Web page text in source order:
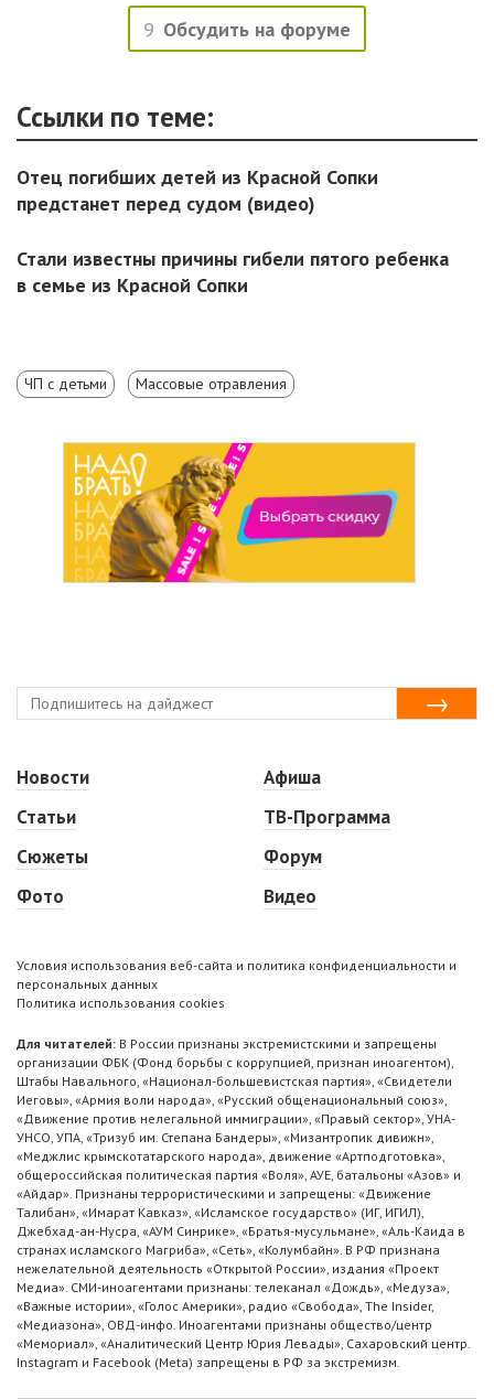
9 Обсудить на форуме
Ссылки по теме:
Отец погибших детей из Красной Сопки
предстанет перед судом (видео)
Стали известны причины гибели пятого ребенка
в семье из Красной Сопки
ЧП с детьми Массовые отравления
Новости
Статьи
Сюжеты
Фото
Афиша
ТВ-Программа
Форум
Видео
Условия использования веб-сайта и политика конфиденциальности и
персональных данных
Политика использования cookies
Для читателей: В России признаны экстремистскими и запрещены
организации ФБК (Фонд борьбы с коррупцией, признан иноагентом),
Штабы Навального, «Национал-большевистская партия», «Свидетели
Иеговы», «Армия воли народа», «Русский общенациональный союз»,
«Движение против нелегальной иммиграции», «Правый сектор», УНА-
УНСО, УПА, «Тризуб им. Степана Бандеры», «Мизантропик дивижн»,
«Меджлис крымскотатарского народа», движение «Артподготовка»,
общероссийская политическая партия «Воля», АУЕ, батальоны «Азов» и
«Айдар». Признаны террористическими и запрещены: «Движение
Талибан», «Имарат Кавказ», «Исламское государство» (ИГ, ИГИЛ),
Джебхад-ан-Нусра, «АУМ Синрике», «Братья-мусульмане», «Аль-Каида в
странах исламского Магриба», «Сеть», «Колумбайн». В РФ признана
нежелательной деятельность «Открытой России», издания «Проект
Медиа». СМИ-иноагентами признаны: телеканал «Дождь», «Медуза»,
«Важные истории», «Голос Америки», радио «Свобода», The Insider,
«Медиазона», ОВД-инфо. Иноагентами признаны общество/центр
«Мемориал», «Аналитический Центр Юрия Левады», Сахаровский центр.
Instagram и Facebook (Metа) запрещены в РФ за экстремизм.